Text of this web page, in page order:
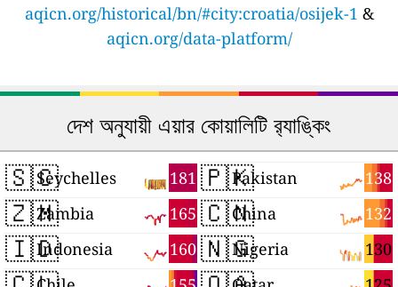
aqicn.org/historical/bn/#city:croatia/osijek-1 &
aqicn.org/data-platform/
দেশ অনুযায়ী এয়ার কোয়ালিটি র‍্যাঙ্কিং
🇸🇨 181
Seychelles
🇿🇲 165
Zambia
🇮🇩 160
Indonesia
🇵🇰 138
Pakistan
🇨🇳 132
China
🇳🇬 130
Nigeria